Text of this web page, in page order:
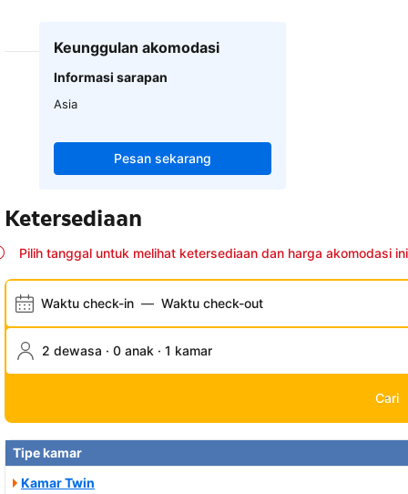
Keunggulan akomodasi
Informasi sarapan
Asia
Pesan sekarang
Ketersediaan
Pilih tanggal untuk melihat ketersediaan dan harga akomodasi ini
Waktu check-in — Waktu check-out
2 dewasa · 0 anak · 1 kamar
Cari
Tipe kamar
Kamar Twin